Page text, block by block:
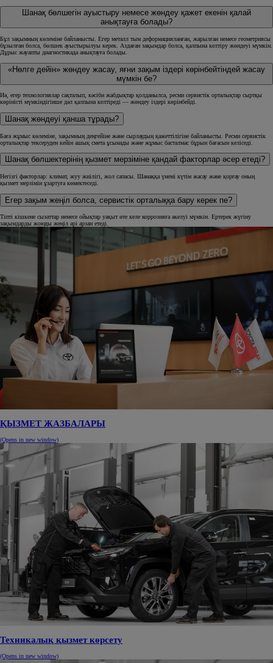
Шанақ бөлшегін ауыстыру немесе жөндеу қажет екенін қалай
анықтауға болады?
Бұл зақымның көлеміне байланысты. Егер металл тым деформацияланған, жарылған немесе геометриясы
бұзылған болса, бөлшек ауыстырылуы керек. Аздаған зақымдар болса, қалпына келтіру жөндеуі мүмкін.
Дұрыс жауапты диагностикада анықтауға болады.
«Нөлге дейін» жөндеу жасау, яғни зақым іздері көрінбейтіндей жасау
мүмкін бе?
Иә, егер технологиялар сақталып, кәсіби жабдықтар қолданылса, ресми сервистік орталықтар сыртқы
көріністі мүмкіндігінше дәл қалпына келтіреді — жөндеу іздері көрінбейді.
Шанақ жөндеуі қанша тұрады?
Баға жұмыс көлеміне, зақымның деңгейіне және сырлаудың қажеттілігіне байланысты. Ресми сервистік
орталықтар тексеруден кейін ашық смета ұсынады және жұмыс басталмас бұрын бағасын келіседі.
Шанақ бөлшектерінің қызмет мерзіміне қандай факторлар әсер етеді?
Негізгі факторлар: климат, жуу жиілігі, жол сапасы. Шанаққа үнемі күтім жасау және қорғау оның
қызмет мерзімін ұзартуға көмектеседі.
Егер зақым жеңіл болса, сервистік орталыққа бару керек пе?
Тіпті кішкене сызаттар немесе ойықтар уақыт өте келе коррозияға әкелуі мүмкін. Ертерек жүгіну
зақымдарды жоюды жеңіл әрі арзан етеді.
ҚЫЗМЕТ ЖАЗБАЛАРЫ
(Opens in new window)
Техникалық қызмет көрсету
(Opens in new window)